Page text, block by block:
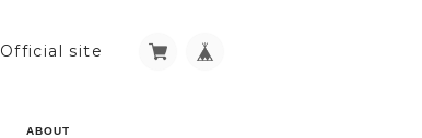
Official site
ABOUT